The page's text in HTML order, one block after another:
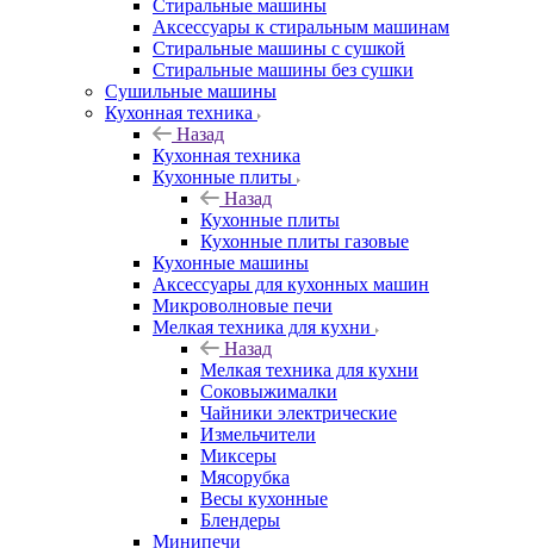
Стиральные машины
Аксессуары к стиральным машинам
Стиральные машины с сушкой
Стиральные машины без сушки
Сушильные машины
Кухонная техника
Назад
Кухонная техника
Кухонные плиты
Назад
Кухонные плиты
Кухонные плиты газовые
Кухонные машины
Аксессуары для кухонных машин
Микроволновые печи
Мелкая техника для кухни
Назад
Мелкая техника для кухни
Соковыжималки
Чайники электрические
Измельчители
Миксеры
Мясорубка
Весы кухонные
Блендеры
Минипечи